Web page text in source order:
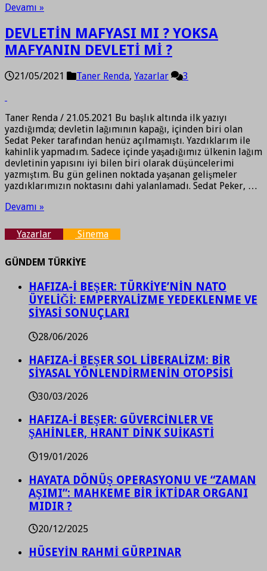
Devamı »
DEVLETİN MAFYASI MI ? YOKSA
MAFYANIN DEVLETİ Mİ ?
21/05/2021 Taner Renda, Yazarlar 3
Taner Renda / 21.05.2021 Bu başlık altında ilk yazıyı
yazdığımda; devletin lağımının kapağı, içinden biri olan
Sedat Peker tarafından henüz açılmamıştı. Yazdıklarım ile
kahinlik yapmadım. Sadece içinde yaşadığımız ülkenin lağım
devletinin yapısını iyi bilen biri olarak düşüncelerimi
yazmıştım. Bu gün gelinen noktada yaşanan gelişmeler
yazdıklarımızın noktasını dahi yalanlamadı. Sedat Peker, …
Devamı »
Yazarlar Sinema
GÜNDEM TÜRKİYE
HAFIZA-İ BEŞER: TÜRKİYE’NİN NATO
ÜYELİĞİ: EMPERYALİZME YEDEKLENME VE
SİYASİ SONUÇLARI
28/06/2026
HAFIZA-İ BEŞER SOL LİBERALİZM: BİR
SİYASAL YÖNLENDİRMENİN OTOPSİSİ
30/03/2026
HAFIZA-İ BEŞER: GÜVERCİNLER VE
ŞAHİNLER, HRANT DİNK SUİKASTİ
19/01/2026
HAYATA DÖNÜŞ OPERASYONU VE “ZAMAN
AŞIMI”: MAHKEME BİR İKTİDAR ORGANI
MIDIR ?
20/12/2025
HÜSEYİN RAHMİ GÜRPINAR